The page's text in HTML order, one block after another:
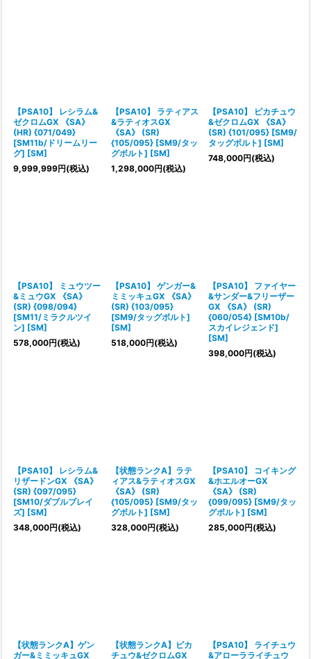
【PSA10】 レシラム&
ゼクロムGX 《SA》
(HR) {071/049}
[SM11b/ドリームリー
グ] [SM]
9,999,999円(税込)
【PSA10】 ラティアス
&ラティオスGX
《SA》 (SR)
{105/095} [SM9/タッ
グボルト] [SM]
1,298,000円(税込)
【PSA10】 ピカチュウ
&ゼクロムGX 《SA》
(SR) {101/095} [SM9/
タッグボルト] [SM]
748,000円(税込)
【PSA10】 ミュウツー
&ミュウGX 《SA》
(SR) {098/094}
[SM11/ミラクルツイ
ン] [SM]
578,000円(税込)
【PSA10】 ゲンガー&
ミミッキュGX 《SA》
(SR) {103/095}
[SM9/タッグボルト]
[SM]
518,000円(税込)
【PSA10】 ファイヤー
&サンダー&フリーザー
GX 《SA》 (SR)
{060/054} [SM10b/
スカイレジェンド]
[SM]
398,000円(税込)
【PSA10】 レシラム&
リザードンGX 《SA》
(SR) {097/095}
[SM10/ダブルブレイ
ズ] [SM]
348,000円(税込)
【状態ランクA】ラテ
ィアス&ラティオスGX
《SA》 (SR)
{105/095} [SM9/タッ
グボルト] [SM]
328,000円(税込)
【PSA10】 コイキング
&ホエルオーGX
《SA》 (SR)
{099/095} [SM9/タッ
グボルト] [SM]
285,000円(税込)
【状態ランクA】ゲン
ガー&ミミッキュGX
【状態ランクA】ピカ
チュウ&ゼクロムGX
【PSA10】 ライチュウ
&アローラライチュウ